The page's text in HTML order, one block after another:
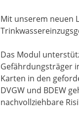
Mit unserem neuen
Das Modul
Gefährdungsträger
Karten in den
DVGW und BDEW
nachvollziehbare